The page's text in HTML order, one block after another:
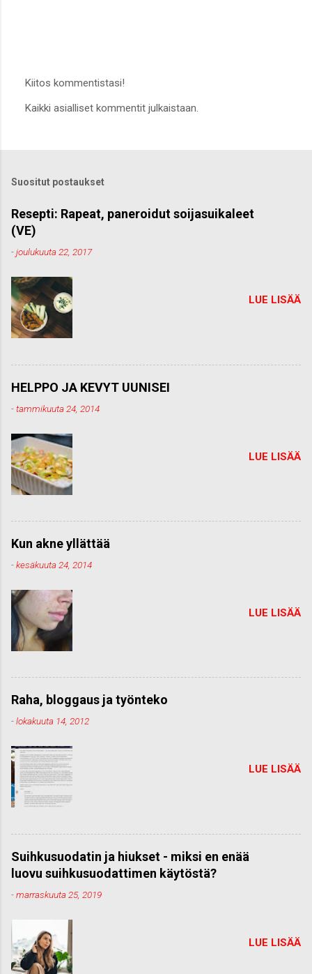
ä
o
m
e
n
t
Kiitos kommentistasi!
Kaikki asialliset kommentit julkaistaan.
Suositut postaukset
Resepti: Rapeat, paneroidut soijasuikaleet
(VE)
-joulukuuta 22, 2017
LUE LISÄÄ
HELPPO JA KEVYT UUNISEI
-tammikuuta 24, 2014
LUE LISÄÄ
Kun akne yllättää
-kesäkuuta 24, 2014
LUE LISÄÄ
Raha, bloggaus ja työnteko
-lokakuuta 14, 2012
LUE LISÄÄ
Suihkusuodatin ja hiukset - miksi en enää
luovu suihkusuodattimen käytöstä?
-marraskuuta 25, 2019
LUE LISÄÄ